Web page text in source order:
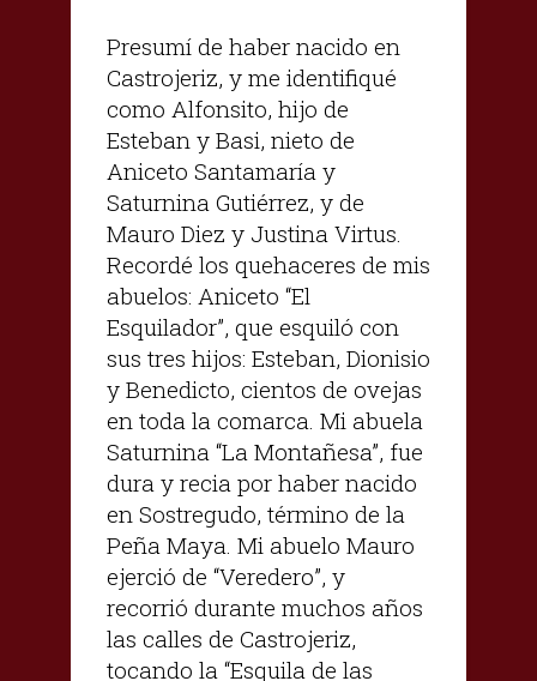
Presumí de haber nacido en
Castrojeriz, y me identifiqué
como Alfonsito, hijo de
Esteban y Basi, nieto de
Aniceto Santamaría y
Saturnina Gutiérrez, y de
Mauro Diez y Justina Virtus.
Recordé los quehaceres de mis
abuelos: Aniceto “El
Esquilador”, que esquiló con
sus tres hijos: Esteban, Dionisio
y Benedicto, cientos de ovejas
en toda la comarca. Mi abuela
Saturnina “La Montañesa”, fue
dura y recia por haber nacido
en Sostregudo, término de la
Peña Maya. Mi abuelo Mauro
ejerció de “Veredero”, y
recorrió durante muchos años
las calles de Castrojeriz,
tocando la “Esquila de las